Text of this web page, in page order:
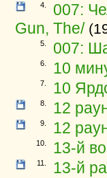
4.
007:
Gun, The/
5. 007:
6. 10
7. 10
8. 12
9. 12
10. 13-й
11. 13-й